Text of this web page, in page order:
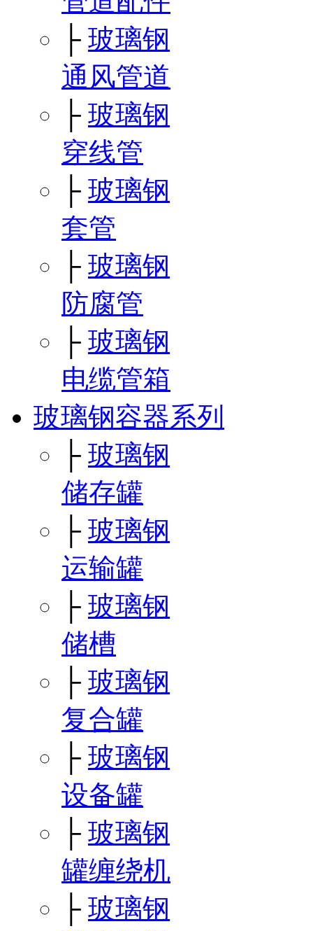
├ 玻璃钢
通风管道
├ 玻璃钢
穿线管
├ 玻璃钢
套管
├ 玻璃钢
防腐管
├ 玻璃钢
电缆管箱
玻璃钢容器系列
├ 玻璃钢
储存罐
├ 玻璃钢
运输罐
├ 玻璃钢
储槽
├ 玻璃钢
复合罐
├ 玻璃钢
设备罐
├ 玻璃钢
罐缠绕机
├ 玻璃钢